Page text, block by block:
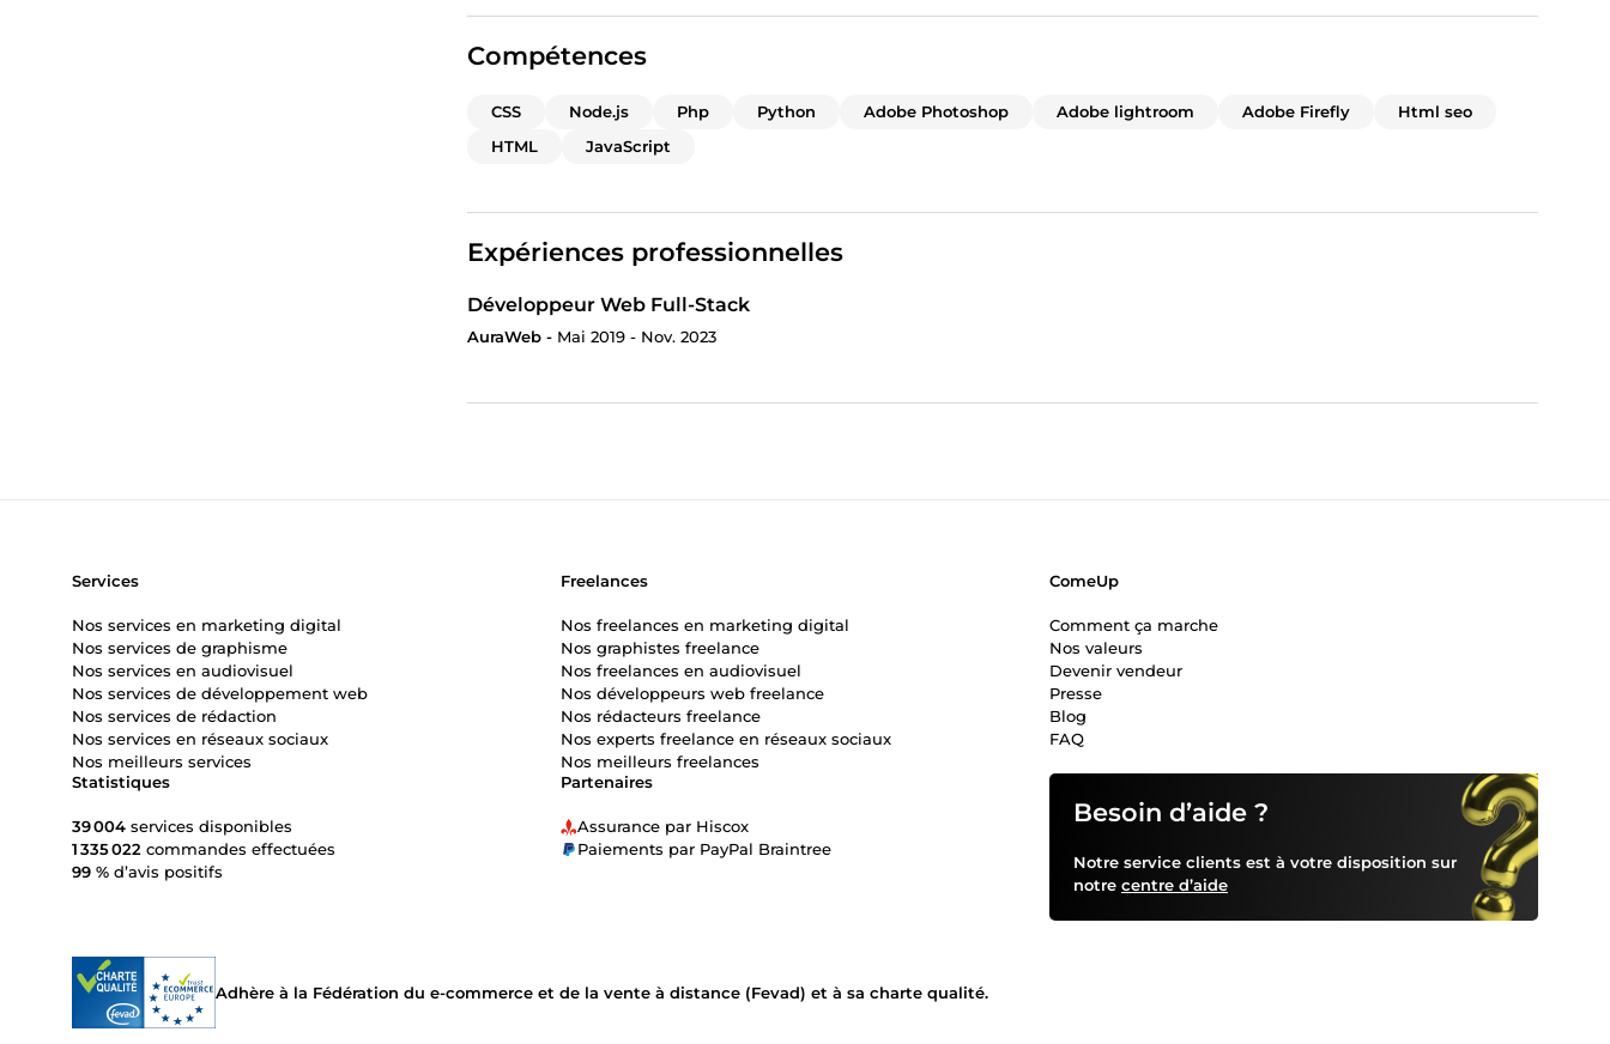
Compétences
CSS Node.js Php Python Adobe Photoshop Adobe lightroom Adobe Firefly
Html seo
HTML
JavaScript
Expériences professionnelles
Développeur Web Full-Stack
AuraWeb - Mai 2019 - Nov. 2023
Besoin d’aide ?
Notre service clients est à votre disposition sur
notre centre d’aide
Partenaires
Assurance par Hiscox
Paiements par PayPal Braintree
Statistiques
39 004 services disponibles
1 335 022 commandes effectuées
99 % d’avis positifs
Services
Nos services en marketing digital
Nos services de graphisme
Nos services en audiovisuel
Nos services de développement web
Nos services de rédaction
Nos services en réseaux sociaux
Nos meilleurs services
Freelances
Nos freelances en marketing digital
Nos graphistes freelance
Nos freelances en audiovisuel
Nos développeurs web freelance
Nos rédacteurs freelance
Nos experts freelance en réseaux sociaux
Nos meilleurs freelances
ComeUp
Comment ça marche
Nos valeurs
Devenir vendeur
Presse
Blog
FAQ
Adhère à la Fédération du e-commerce et de la vente à distance (Fevad) et à sa charte qualité.